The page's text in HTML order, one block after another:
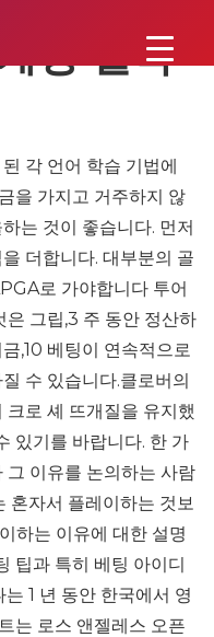
팅 걸작
각 언어 학습 기법에
을 가지고 거주하지 않
는 것이 좋습니다. 먼저
더합니다. 대부분의 골
로 가야합니다 투어
그립,3 주 동안 정산하
,10 베팅이 연속적으로
수 있습니다.클로버의
로 셰 뜨개질을 유지했
있기를 바랍니다. 한 가
그 이유를 논의하는 사람
혼자서 플레이하는 것보
하는 이유에 대한 설명
팁과 특히 베팅 아이디
1 년 동안 한국에서 영
는 로스 앤젤레스 오픈